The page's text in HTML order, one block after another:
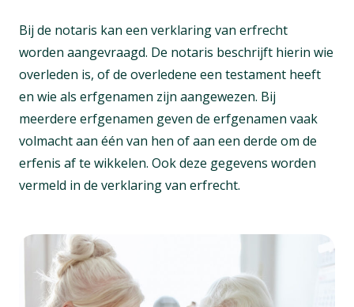
Bij de notaris kan een verklaring van erfrecht
worden aangevraagd. De notaris beschrijft hierin wie
overleden is, of de overledene een testament heeft
en wie als erfgenamen zijn aangewezen. Bij
meerdere erfgenamen geven de erfgenamen vaak
volmacht aan één van hen of aan een derde om de
erfenis af te wikkelen. Ook deze gegevens worden
vermeld in de verklaring van erfrecht.